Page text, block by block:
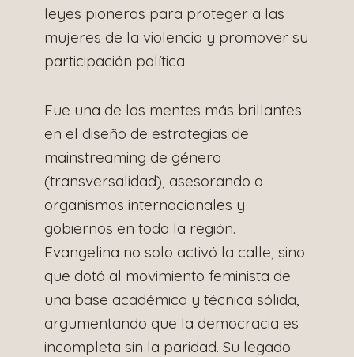
leyes pioneras para proteger a las
mujeres de la violencia y promover su
participación política.
Fue una de las mentes más brillantes
en el diseño de estrategias de
mainstreaming de género
(transversalidad), asesorando a
organismos internacionales y
gobiernos en toda la región.
Evangelina no solo activó la calle, sino
que dotó al movimiento feminista de
una base académica y técnica sólida,
argumentando que la democracia es
incompleta sin la paridad. Su legado